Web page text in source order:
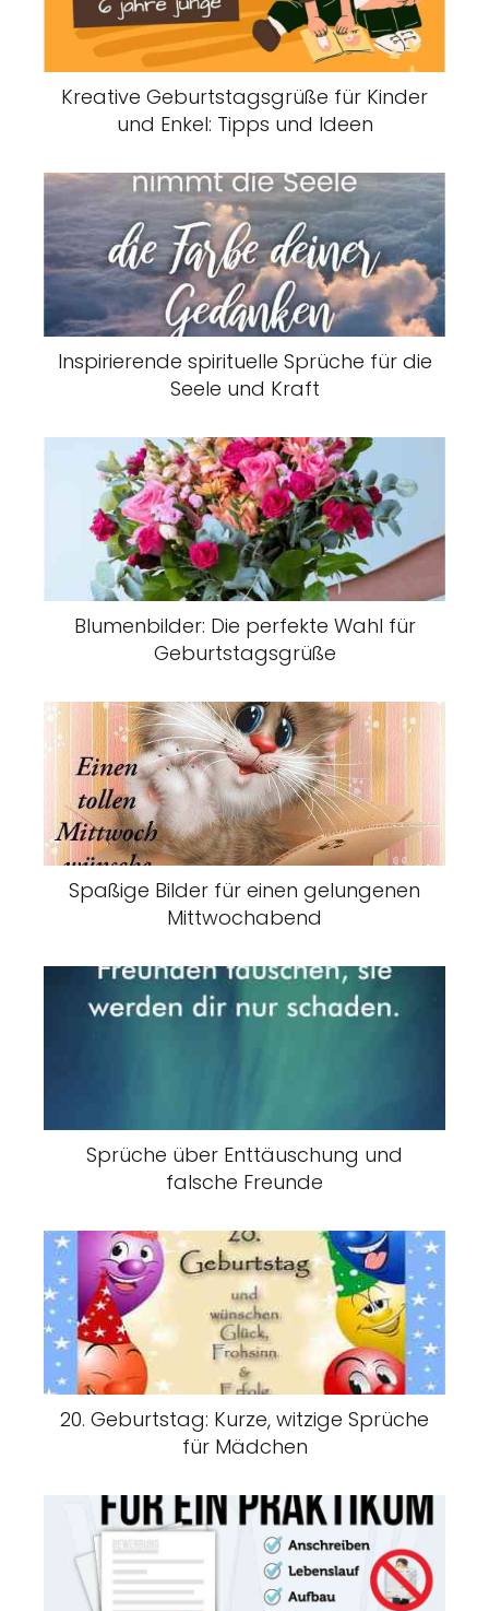
Kreative Geburtstagsgrüße für Kinder
und Enkel: Tipps und Ideen
Inspirierende spirituelle Sprüche für die
Seele und Kraft
Blumenbilder: Die perfekte Wahl für
Geburtstagsgrüße
Spaßige Bilder für einen gelungenen
Mittwochabend
Sprüche über Enttäuschung und
falsche Freunde
20. Geburtstag: Kurze, witzige Sprüche
für Mädchen